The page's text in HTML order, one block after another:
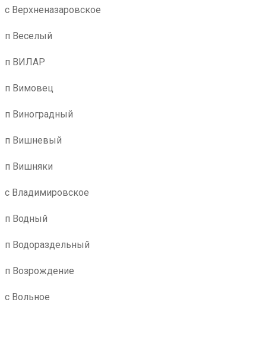
с Верхненазаровское
п Веселый
п ВИЛАР
п Вимовец
п Виноградный
п Вишневый
п Вишняки
с Владимировское
п Водный
п Водораздельный
п Возрождение
с Вольное